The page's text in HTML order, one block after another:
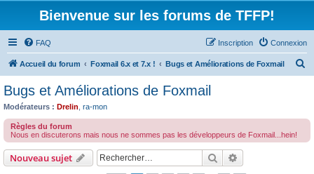
Bienvenue sur les forums de TFFP!
FAQ Connexion
Inscription
Accueil du forum Foxmail 6.x et 7.x ! Bugs et Améliorations de Foxmail
Bugs et Améliorations de Foxmail
Modérateurs : Drelin ra-mon
Règles du forum
Nous en discuterons mais nous ne sommes pas les développeurs de Foxmail...hein!
Nouveau sujet Rechercher